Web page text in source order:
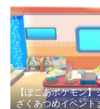
【ぽこあポケモン】
ざくあつめイベント